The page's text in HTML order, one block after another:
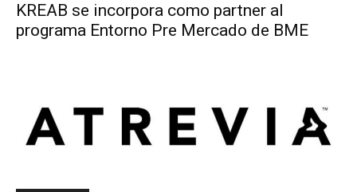
KREAB se incorpora como partner al
programa Entorno Pre Mercado de BME